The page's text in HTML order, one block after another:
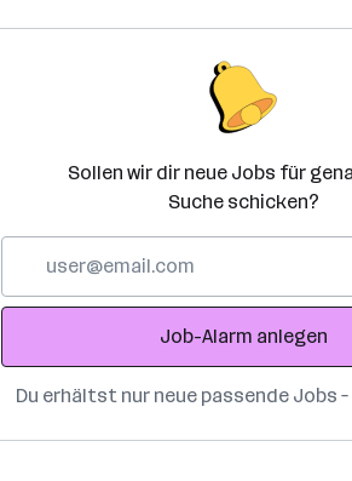
Sollen wir dir neue Jobs für
Suche schicken?
Adresse
Job-Alarm anlegen
Du erhältst nur neue passende Jobs